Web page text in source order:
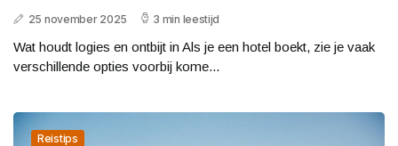
25 november 2025 3 min leestijd
Wat houdt logies en ontbijt in Als je een hotel boekt, zie je vaak
verschillende opties voorbij kome...
Reistips